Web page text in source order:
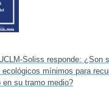
Soliss responde: ¿Son
mínimos para
en su tramo medio?